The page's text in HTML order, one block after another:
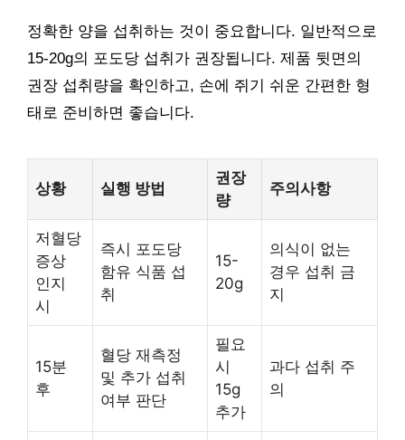
정확한 양을 섭취하는 것이 중요합니다. 일반적으로
15-20g의 포도당 섭취가 권장됩니다. 제품 뒷면의
권장 섭취량을 확인하고, 손에 쥐기 쉬운 간편한 형
태로 준비하면 좋습니다.
상황 실행 방법
권장
량
주의사항
저혈당
증상
인지
시
즉시 포도당
함유 식품 섭
취
15-
20g
의식이 없는
경우 섭취 금
지
15분
후
혈당 재측정
및 추가 섭취
여부 판단
필요
시
15g
추가
과다 섭취 주
의